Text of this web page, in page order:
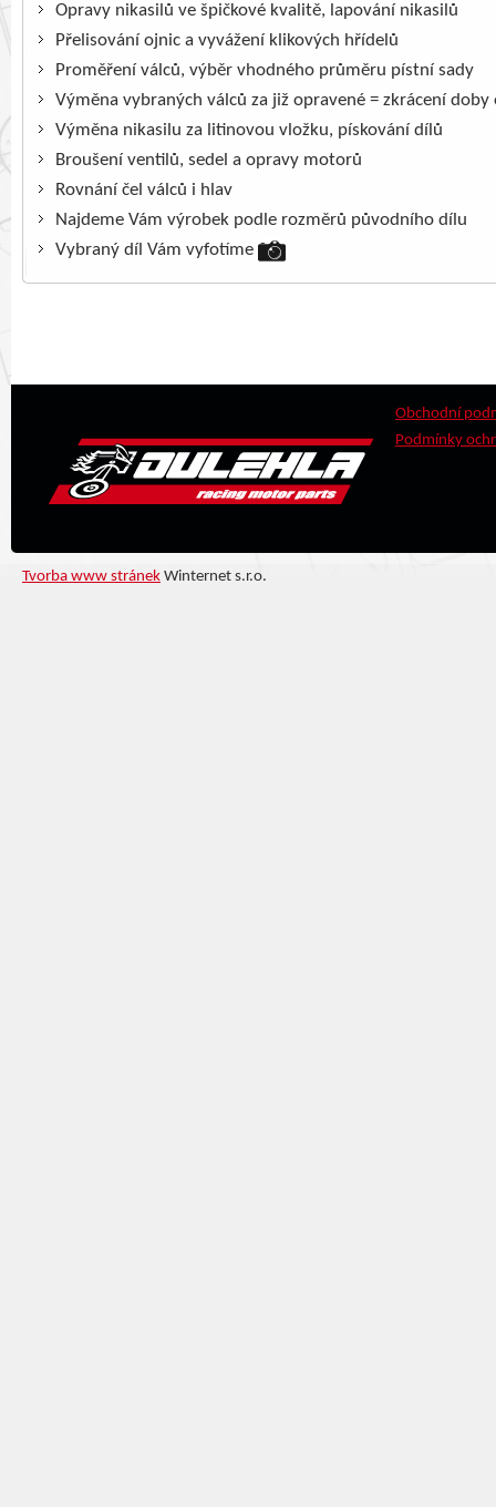
Opravy nikasilů ve špičkové kvalitě, lapování nikasilů
Přelisování ojnic a vyvážení klikových hřídelů
Proměření válců, výběr vhodného průměru pístní sady
Výměna vybraných válců za již opravené = zkrácení doby
Výměna nikasilu za litinovou vložku, pískování dílů
Broušení ventilů, sedel a opravy motorů
Rovnání čel válců i hlav
Najdeme Vám výrobek podle rozměrů původního dílu
Vybraný díl Vám vyfotíme
Obchodní
Podmínky
Tvorba www stránek Winternet s.r.o.